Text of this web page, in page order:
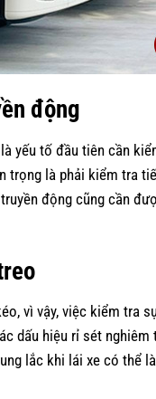
động
yếu tố đầu tiên cần
trọng là phải kiểm tra
động cũng cần
vì vậy, việc kiểm tra
dấu hiệu rỉ sét
lắc khi lái xe có thể